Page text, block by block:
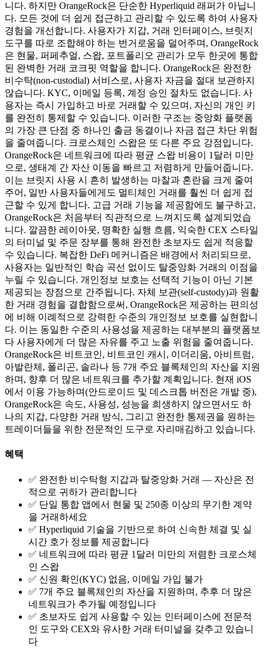
니다. 하지만 OrangeRock은 단순한 Hyperliquid 래퍼가 아닙니
다. 모든 것에 더 쉽게 접근하고 관리할 수 있도록 하여 사용자
경험을 개선합니다. 사용자가 지갑, 거래 인터페이스, 브릿지
도구를 따로 조합해야 하는 번거로움을 덜어주며, OrangeRock
은 현물, 퍼페추얼, 스왑, 포트폴리오 관리가 모두 한곳에 통합
된 완벽한 거래 코크핏 역할을 합니다. OrangeRock은 완전한
비수탁(non-custodial) 서비스로, 사용자 자금을 절대 보관하지
않습니다. KYC, 이메일 등록, 계정 승인 절차도 없습니다. 사
용자는 즉시 가입하고 바로 거래할 수 있으며, 자신의 개인 키
를 완전히 통제할 수 있습니다. 이러한 구조는 중앙화 플랫폼
의 가장 큰 단점 중 하나인 출금 동결이나 자금 접근 차단 위험
을 줄여줍니다. 크로스체인 스왑은 또 다른 주요 강점입니다.
OrangeRock은 네트워크에 따라 평균 스왑 비용이 1달러 미만
으로, 생태계 간 자산 이동을 빠르고 저렴하게 만들어줍니다.
이는 브릿지 사용 시 흔히 발생하는 마찰과 혼란을 크게 줄여
주어, 일반 사용자들에게도 멀티체인 거래를 훨씬 더 쉽게 접
근할 수 있게 합니다. 고급 거래 기능을 제공함에도 불구하고,
OrangeRock은 처음부터 직관적으로 느껴지도록 설계되었습
니다. 깔끔한 레이아웃, 명확한 실행 흐름, 익숙한 CEX 스타일
의 터미널 및 주문 장부를 통해 완전한 초보자도 쉽게 적응할
수 있습니다. 복잡한 DeFi 메커니즘은 배경에서 처리되므로,
사용자는 일반적인 학습 곡선 없이도 탈중앙화 거래의 이점을
누릴 수 있습니다. 개인정보 보호는 선택적 기능이 아닌 기본
제공되는 장점으로 간주됩니다. 자체 보관(self-custody)과 원활
한 거래 경험을 결합함으로써, OrangeRock은 제공하는 편의성
에 비해 이례적으로 강력한 수준의 개인정보 보호를 실현합니
다. 이는 동일한 수준의 사용성을 제공하는 대부분의 플랫폼보
다 사용자에게 더 많은 자유를 주고 노출 위험을 줄여줍니다.
OrangeRock은 비트코인, 비트코인 캐시, 이더리움, 아비트럼,
아발란체, 폴리곤, 솔라나 등 7개 주요 블록체인의 자산을 지원
하며, 향후 더 많은 네트워크를 추가할 계획입니다. 현재 iOS
에서 이용 가능하며(안드로이드 및 데스크톱 버전은 개발 중),
OrangeRock은 속도, 사용성, 성능을 희생하지 않으면서도 하
나의 지갑, 다양한 거래 방식, 그리고 완전한 통제권을 원하는
트레이더들을 위한 전문적인 도구로 자리매김하고 있습니다.
혜택
✅ 완전한 비수탁형 지갑과 탈중앙화 거래 — 자산은 전
적으로 귀하가 관리합니다
✅ 단일 통합 앱에서 현물 및 250종 이상의 무기한 계약
을 거래하세요
✅ Hyperliquid 기술을 기반으로 하여 신속한 체결 및 실
시간 호가 정보를 제공합니다
✅ 네트워크에 따라 평균 1달러 미만의 저렴한 크로스체
인 스왑
✅ 신원 확인(KYC) 없음, 이메일 가입 불가
✅ 7개 주요 블록체인의 자산을 지원하며, 추후 더 많은
네트워크가 추가될 예정입니다
✅ 초보자도 쉽게 사용할 수 있는 인터페이스에 전문적
인 도구와 CEX와 유사한 거래 터미널을 갖추고 있습니
다